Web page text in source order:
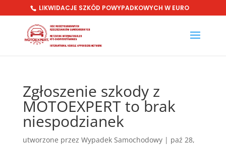
LIKWIDACJE SZKÓD POWYPADKOWYCH W EURO
Zgłoszenie szkody z
MOTOEXPERT to brak
niespodzianek
utworzone przez Wypadek Samochodowy| paź 28,